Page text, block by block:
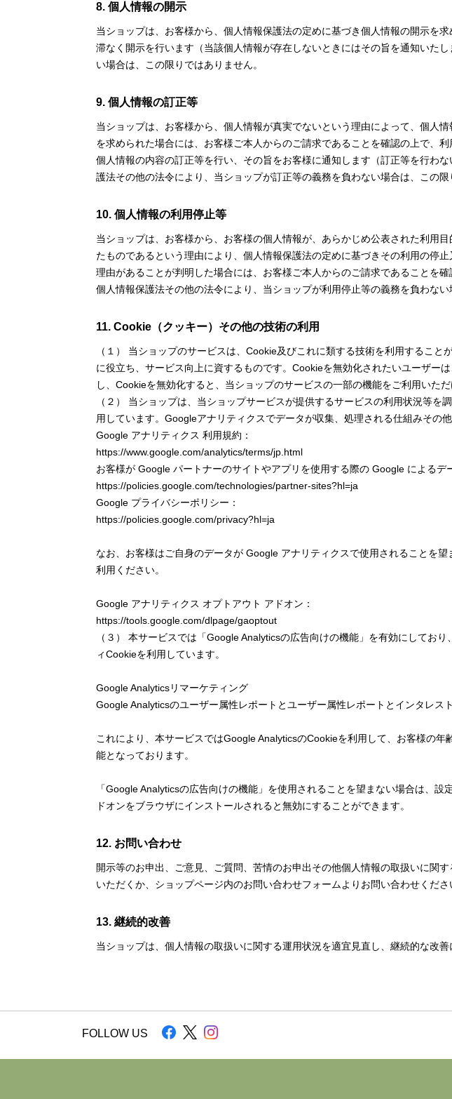
8. 個人情報の開示
当ショップは、お客様から、個人情報保護法の定めに基づき個人情報の開示を
滞なく開示を行います（当該個人情報が存在しないときにはその旨を通知いた
い場合は、この限りではありません。
9. 個人情報の訂正等
当ショップは、お客様から、個人情報が真実でないという理由によって、個人
を求められた場合には、お客様ご本人からのご請求であることを確認の上で、
個人情報の内容の訂正等を行い、その旨をお客様に通知します（訂正等を行わ
護法その他の法令により、当ショップが訂正等の義務を負わない場合は、この限
10. 個人情報の利用停止等
当ショップは、お客様から、お客様の個人情報が、あらかじめ公表された利用
たものであるという理由により、個人情報保護法の定めに基づきその利用の停
理由があることが判明した場合には、お客様ご本人からのご請求であることを
個人情報保護法その他の法令により、当ショップが利用停止等の義務を負わない
11. Cookie（クッキー）その他の技術の利用
（１） 当ショップのサービスは、Cookie及びこれに類する技術を利用するこ
に役立ち、サービス向上に資するものです。Cookieを無効化されたいユーザー
し、Cookieを無効化すると、当ショップのサービスの一部の機能をご利用いただ
（２） 当ショップは、当ショップサービスが提供するサービスの利用状況等
用しています。Googleアナリティクスでデータが収集、処理される仕組みその
Google アナリティクス 利用規約：
https://www.google.com/analytics/terms/jp.html
お客様が Google パートナーのサイトやアプリを使用する際の Google によるデ
https://policies.google.com/technologies/partner-sites?hl=ja
Google プライバシーポリシー：
https://policies.google.com/privacy?hl=ja
なお、お客様はご自身のデータが Google アナリティクスで使用されることを
利用ください。
Google アナリティクス オプトアウト アドオン：
https://tools.google.com/dlpage/gaoptout
（３） 本サービスでは「Google Analyticsの広告向けの機能」を有効にしてお
ィCookieを利用しています。
Google Analyticsリマーケティング
Google Analyticsのユーザー属性レポートとユーザー属性レポートとインタレス
これにより、本サービスではGoogle AnalyticsのCookieを利用して、お客様の
能となっております。
「Google Analyticsの広告向けの機能」を使用されることを望まない場合は、
ドオンをブラウザにインストールされると無効にすることができます。
12. お問い合わせ
開示等のお申出、ご意見、ご質問、苦情のお申出その他個人情報の取扱いに関
いただくか、ショップページ内のお問い合わせフォームよりお問い合わせくださ
13. 継続的改善
当ショップは、個人情報の取扱いに関する運用状況を適宜見直し、継続的な改
FOLLOW US